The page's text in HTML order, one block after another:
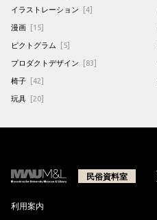
イラストレーション [4]
漫画 [15]
ピクトグラム [5]
プロダクトデザイン [83]
椅子 [42]
玩具 [20]
民俗資料室
利用案内